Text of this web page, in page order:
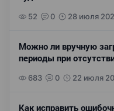
52 0 28 июля
Можно ли вручную
периоды при
683 0 22 июля
Как исправить